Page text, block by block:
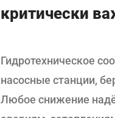
критически
Гидротехническое
насосные станции,
Любое снижение